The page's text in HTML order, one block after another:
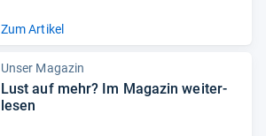
Zum Artikel
Unser Magazin
Lust auf mehr? Im Maga­zin wei­ter­
le­sen